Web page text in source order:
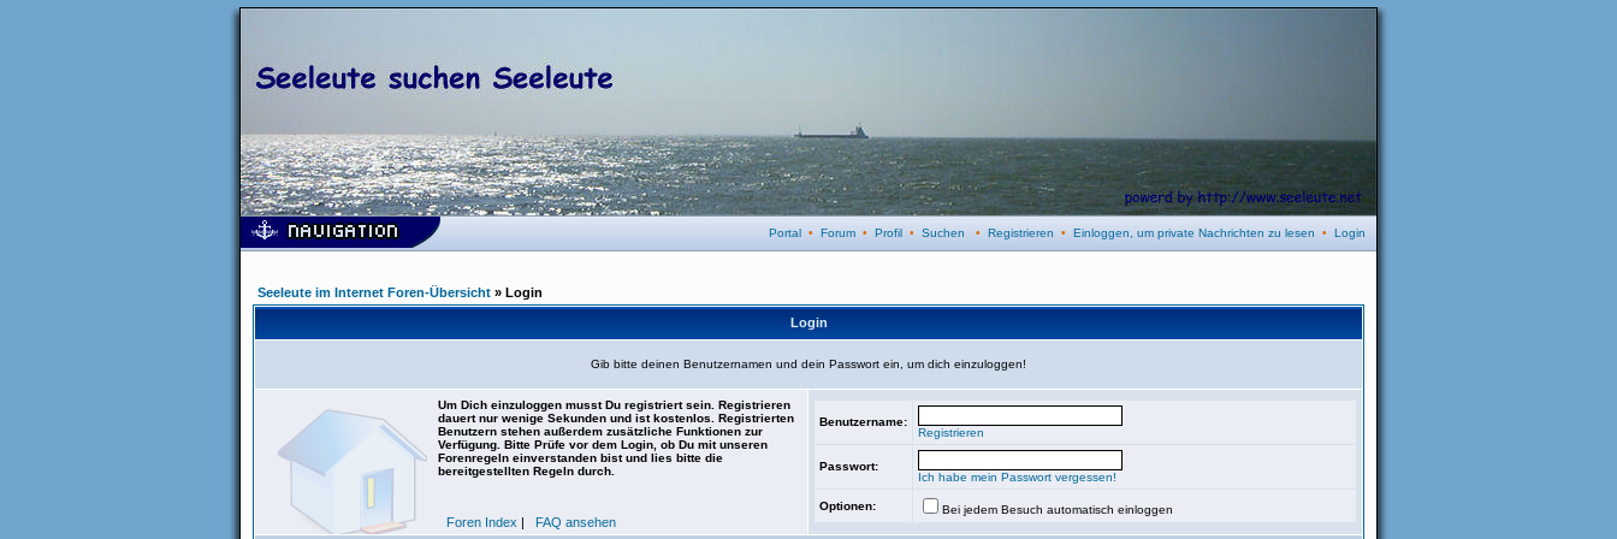
Portal • Forum • Profil • Suchen • Registrieren • Einloggen, um private Nachrichten zu lesen • Login
Seeleute im Internet Foren-Übersicht » Login
Login
Gib bitte deinen Benutzernamen und dein Passwort ein, um dich einzuloggen!
Um Dich einzuloggen musst Du registriert sein. Registrieren
dauert nur wenige Sekunden und ist kostenlos. Registrierten
Benutzern stehen außerdem zusätzliche Funktionen zur
Verfügung. Bitte Prüfe vor dem Login, ob Du mit unseren
Forenregeln einverstanden bist und lies bitte die
bereitgestellten Regeln durch.
Foren Index | FAQ ansehen
Benutzername:
Registrieren
Passwort:
Ich habe mein Passwort vergessen!
Optionen: Bei jedem Besuch automatisch einloggen